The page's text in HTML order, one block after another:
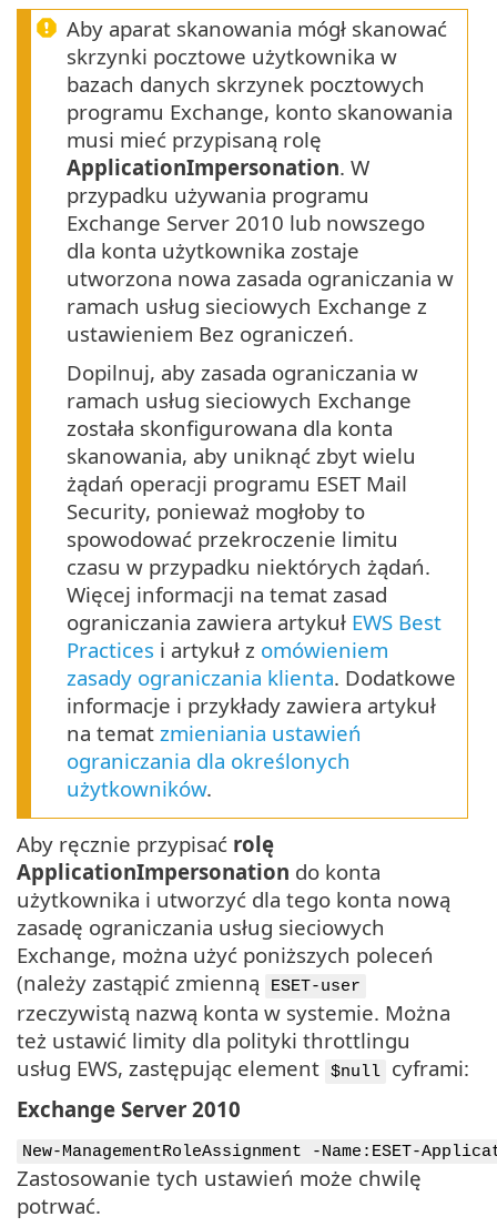
Aby aparat skanowania mógł skanować
skrzynki pocztowe użytkownika w
bazach danych skrzynek pocztowych
programu Exchange, konto skanowania
musi mieć przypisaną rolę
ApplicationImpersonation. W
przypadku używania programu
Exchange Server 2010 lub nowszego
dla konta użytkownika zostaje
utworzona nowa zasada ograniczania w
ramach usług sieciowych Exchange z
ustawieniem Bez ograniczeń.
Dopilnuj, aby zasada ograniczania w
ramach usług sieciowych Exchange
została skonfigurowana dla konta
skanowania, aby uniknąć zbyt wielu
żądań operacji programu ESET Mail
Security, ponieważ mogłoby to
spowodować przekroczenie limitu
czasu w przypadku niektórych żądań.
Więcej informacji na temat zasad
ograniczania zawiera artykuł EWS Best
Practices i artykuł z omówieniem
zasady ograniczania klienta. Dodatkowe
informacje i przykłady zawiera artykuł
na temat zmieniania ustawień
ograniczania dla określonych
użytkowników.
Aby ręcznie przypisać rolę
ApplicationImpersonation do konta
użytkownika i utworzyć dla tego konta nową
zasadę ograniczania usług sieciowych
Exchange, można użyć poniższych poleceń
(należy zastąpić zmienną
ESET-user
rzeczywistą nazwą konta w systemie. Można
też ustawić limity dla polityki throttlingu
usług EWS, zastępując element
$null
cyframi:
Exchange Server 2010
New-ManagementRoleAssignment -Name:ESET-
Zastosowanie tych ustawień może chwilę
potrwać.